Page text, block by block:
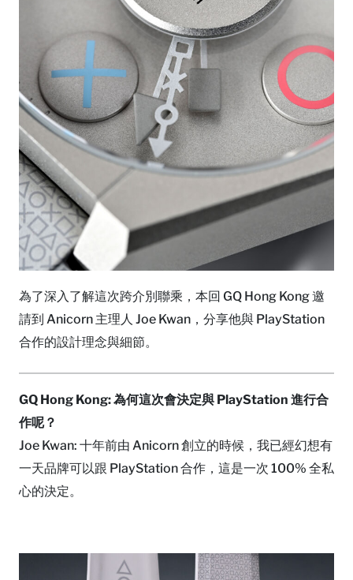
為了深入了解這次跨介別聯乘，本回 GQ Hong Kong 邀
請到 Anicorn 主理人 Joe Kwan，分享他與 PlayStation
合作的設計理念與細節。
GQ Hong Kong: 為何這次會決定與 PlayStation 進行合
作呢？
Joe Kwan: 十年前由 Anicorn 創立的時候，我已經幻想有
一天品牌可以跟 PlayStation 合作，這是一次 100% 全私
心的決定。